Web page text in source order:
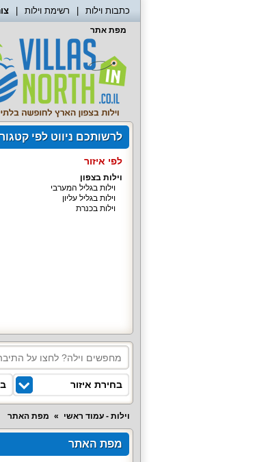
כתבות וילות רשימת וילות
מפת אתר
לרשותכם ניווט לפי
לפי איזור
וילות בצפון
וילות בגליל המערבי
וילות בגליל עליון
וילות בכנרת
בחירת איזור
וילות - עמוד ראשי מפת האתר
מפת האתר